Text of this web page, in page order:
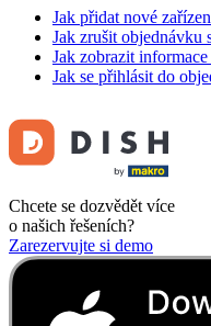
Jak přidat nové
Jak zrušit objednávku
Jak zobrazit
Jak se přihlásit do
Chcete se dozvědět více
o našich řešeních?
Zarezervujte si demo